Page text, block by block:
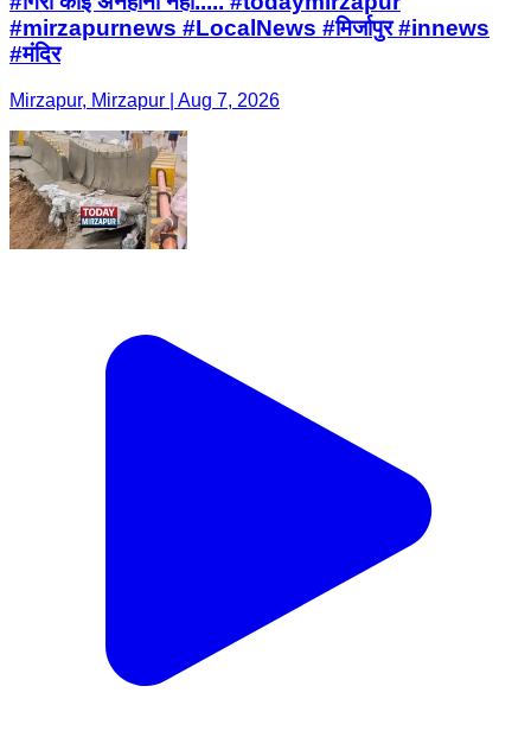
#mirzapurnews #LocalNews #मिर्जापुर #innews
#मंदिर
Mirzapur, Mirzapur | Aug 7, 2026